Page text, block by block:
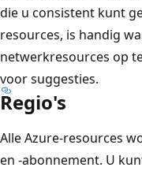
die u consistent kunt
resources, is handig
netwerkresources op
voor suggesties.
Regio's
Alle Azure-resources
en -abonnement. U